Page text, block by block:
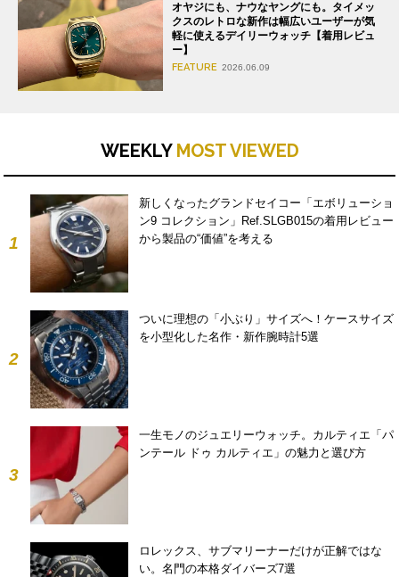
オヤジにも、ナウなヤングにも。タイメッ
クスのレトロな新作は幅広いユーザーが気
軽に使えるデイリーウォッチ【着用レビュ
ー】
FEATURE 2026.06.09
WEEKLY MOST VIEWED
1
新しくなったグランドセイコー「エボリューショ
ン9 コレクション」Ref.SLGB015の着用レビュー
から製品の“価値”を考える
2
ついに理想の「小ぶり」サイズへ！ケースサイズ
を小型化した名作・新作腕時計5選
3
一生モノのジュエリーウォッチ。カルティエ「パ
ンテール ドゥ カルティエ」の魅力と選び方
ロレックス、サブマリーナーだけが正解ではな
い。名門の本格ダイバーズ7選